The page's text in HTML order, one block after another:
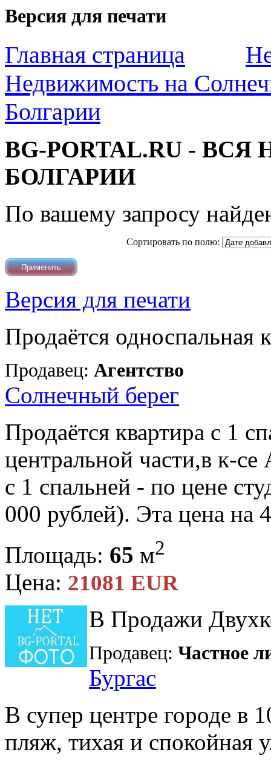
Версия для печати
Главная страница
Недвижимость на
Болгарии
BG-PORTAL.RU -
БОЛГАРИИ
По вашему запросу
Сортировать по полю:
Версия для печати
Продаётся односпальная
Продавец: Агентство
Солнечный берег
Продаётся квартира с 1
центральной части,в к-
с 1 спальней - по цене
000 рублей). Эта цена
Площадь: 65 м2
Цена: 21081 EUR
В Продажи
Продавец: Частное
Бургас
В супер центре городе в
пляж, тихая и спокойная